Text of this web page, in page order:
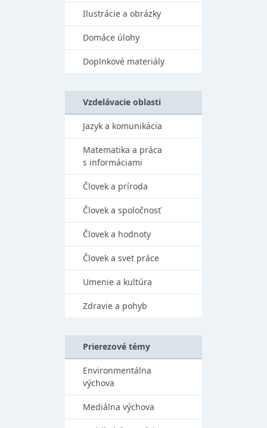
Ilustrácie a obrázky
Domáce úlohy
Doplnkové materiály
Vzdelávacie oblasti
Jazyk a komunikácia
Matematika a práca
s informáciami
Človek a príroda
Človek a spoločnosť
Človek a hodnoty
Človek a svet práce
Umenie a kultúra
Zdravie a pohyb
Prierezové témy
Environmentálna
výchova
Mediálna výchova